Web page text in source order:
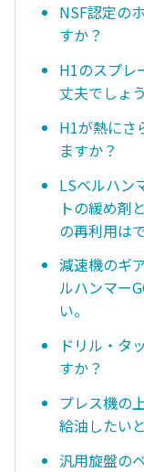
NSF認定の
すか？
H1のスプレ
丈夫でしょ
H1が熱にさ
ますか？
LSベルハン
トの緩め剤
の再利用は
減速機のギ
ルハンマー
い。
ドリル・タ
すか？
プレス機の
給油したい
汎用旋盤の